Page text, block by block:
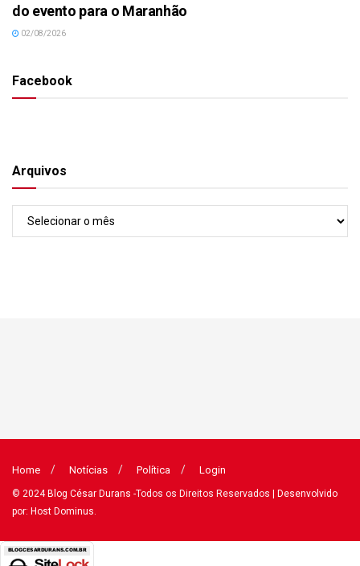
do evento para o Maranhão
02/08/2026
Facebook
Arquivos
Home Notícias Política Login
© 2024Blog César Durans -Todos os Direitos Reservados | Desenvolvido
por: Host Dominus